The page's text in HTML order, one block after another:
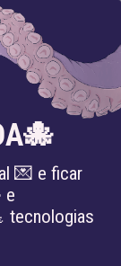
💌 e ficar
e
tecnologias